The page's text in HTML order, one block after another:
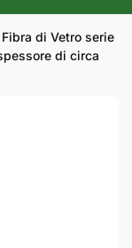
r
a
f
di Vetro serie
di circa